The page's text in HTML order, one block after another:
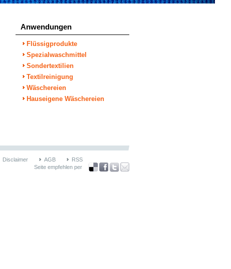
Anwendungen
Flüssigprodukte
Spezialwaschmittel
Sondertextilien
Textilreinigung
Wäschereien
Hauseigene Wäschereien
Disclaimer AGB
RSS
Seite empfehlen per